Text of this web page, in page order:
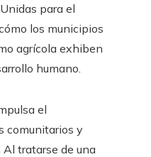
para el
los municipios
agrícola exhiben
humano.
el
comunitarios y
Al tratarse de una